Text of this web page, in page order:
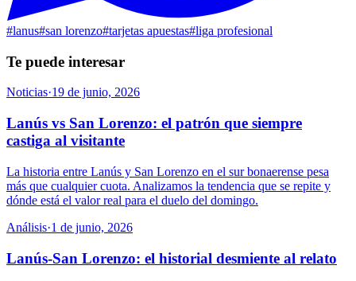
#lanus#san lorenzo#tarjetas apuestas#liga profesional
Te puede interesar
Noticias·19 de junio, 2026
Lanús vs San Lorenzo: el patrón que siempre
castiga al visitante
La historia entre Lanús y San Lorenzo en el sur bonaerense pesa
más que cualquier cuota. Analizamos la tendencia que se repite y
dónde está el valor real para el duelo del domingo.
Análisis·1 de junio, 2026
Lanús-San Lorenzo: el historial desmiente al relato